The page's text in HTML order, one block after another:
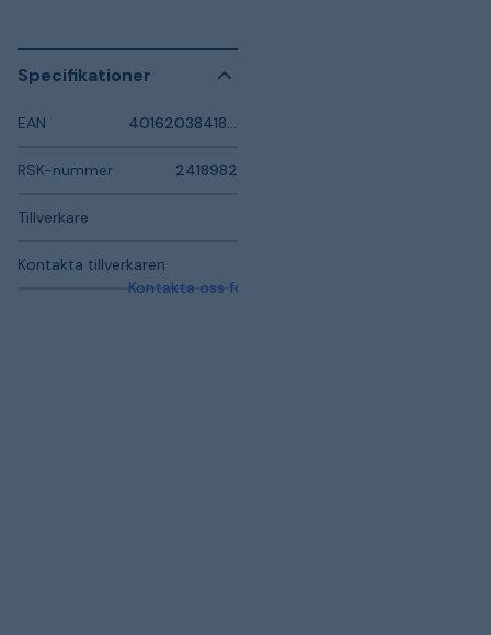
Specifikationer
EAN
RSK-nummer 2418982
Tillverkare
Kontakta tillverkaren
Kontakta oss för mer information